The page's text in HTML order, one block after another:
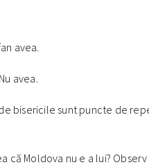
avea.
avea.
bisericile sunt puncte de
că Moldova nu e a lui?